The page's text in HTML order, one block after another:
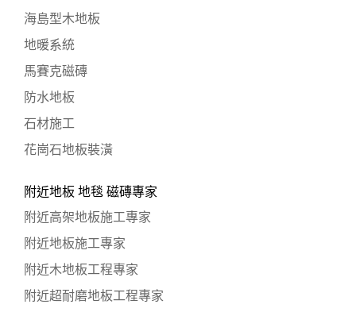
海島型木地板
地暖系統
馬賽克磁磚
防水地板
石材施工
花崗石地板裝潢
附近地板 地毯 磁磚專家
附近高架地板施工專家
附近地板施工專家
附近木地板工程專家
附近超耐磨地板工程專家